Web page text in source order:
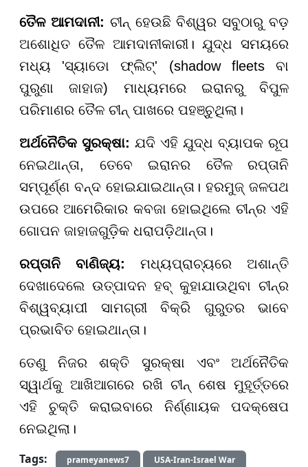
ତୈଳ ଆମଦାନୀ: ଚୀନ୍ ହେଉଛି ବିଶ୍ୱର ସବୁଠାରୁ ବଡ଼
ଅଶୋଧିତ ତୈଳ ଆମଦାନୀକାରୀ। ଯୁଦ୍ଧ ସମୟରେ
ମଧ୍ୟ 'ସ୍ୟାଡୋ ଫ୍ଲିଟ୍' (shadow fleets ବା
ପୁରୁଣା ଜାହାଜ) ମାଧ୍ୟମରେ ଇରାନରୁ ବିପୁଳ
ପରିମାଣର ତୈଳ ଚୀନ୍ ପାଖରେ ପହଞ୍ଚୁଥିଲା।
ଅର୍ଥନୈତିକ ସୁରକ୍ଷା: ଯଦି ଏହି ଯୁଦ୍ଧ ବ୍ୟାପକ ରୂପ
ନେଇଥାନ୍ତା, ତେବେ ଇରାନର ତୈଳ ରପ୍ତାନି
ସମ୍ପୂର୍ଣ୍ଣ ବନ୍ଦ ହୋଇଯାଇଥାନ୍ତା। ହରମୁଜ୍ ଜଳପଥ
ଉପରେ ଆମେରିକାର କବଜା ହୋଇଥିଲେ ଚୀନ୍ର ଏହି
ଗୋପନ ଜାହାଜଗୁଡ଼ିକ ଧରାପଡ଼ିଥାନ୍ତା।
ରପ୍ତାନି ବାଣିଜ୍ୟ: ମଧ୍ୟପ୍ରାଚ୍ୟରେ ଅଶାନ୍ତି
ଦେଖାଦେଲେ ଉତ୍ପାଦନ ହବ୍ କୁହାଯାଉଥିବା ଚୀନ୍ର
ବିଶ୍ୱବ୍ୟାପୀ ସାମଗ୍ରୀ ବିକ୍ରି ଗୁରୁତର ଭାବେ
ପ୍ରଭାବିତ ହୋଇଥାନ୍ତା।
ତେଣୁ ନିଜର ଶକ୍ତି ସୁରକ୍ଷା ଏବଂ ଅର୍ଥନୈତିକ
ସ୍ୱାର୍ଥକୁ ଆଖିଆଗରେ ରଖି ଚୀନ୍ ଶେଷ ମୁହୂର୍ତ୍ତରେ
ଏହି ଚୁକ୍ତି କରାଇବାରେ ନିର୍ଣ୍ଣାୟକ ପଦକ୍ଷେପ
ନେଇଥିଲା।
Tags:
prameyanews7
USA-Iran-Israel War